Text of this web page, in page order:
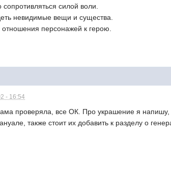
силой воли.
невидимые вещи и существа.
персонажей к герою.
- 16:54
проверяла, все ОК. Про украшение я напишу,
также стоит их добавить к разделу о